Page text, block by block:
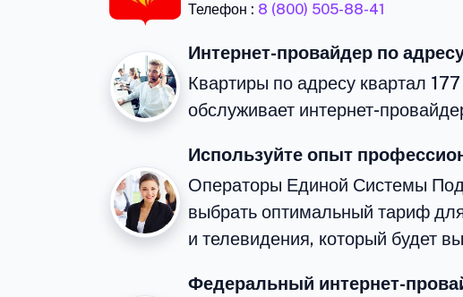
Телефон : 8 (800) 505-88-41
Интернет-провайдер по
Квартиры по адресу квартал
обслуживает интернет-
Используйте опыт
Операторы Единой Системы
выбрать оптимальный тариф
и телевидения, который будет
Федеральный интернет-